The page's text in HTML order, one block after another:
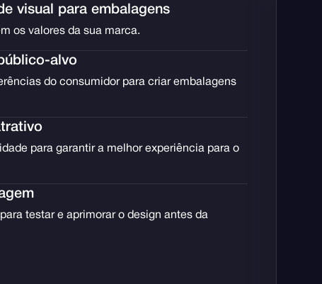
visual para embalagens
os valores da sua marca.
alvo
do consumidor para criar embalagens
para garantir a melhor experiência para o
testar e aprimorar o design antes da